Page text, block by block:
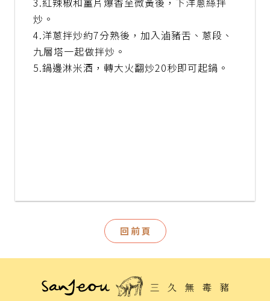
炒。
4.洋蔥拌炒約7分熟後，加入滷豬舌、蔥段、
九層塔一起做拌炒。
5.鍋邊淋米酒，轉大火翻炒20秒即可起鍋。
回前頁